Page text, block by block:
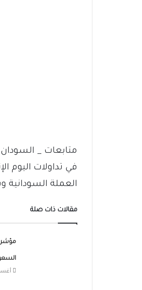
متابعات _
العملة
مقالات ذات صلة
مؤشر